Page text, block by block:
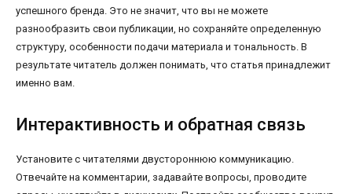
успешного бренда. Это не значит, что вы не можете
разнообразить свои публикации, но сохраняйте определенную
структуру, особенности подачи материала и тональность. В
результате читатель должен понимать, что статья принадлежит
именно вам.
Интерактивность и обратная связь
Установите с читателями двустороннюю коммуникацию.
Отвечайте на комментарии, задавайте вопросы, проводите